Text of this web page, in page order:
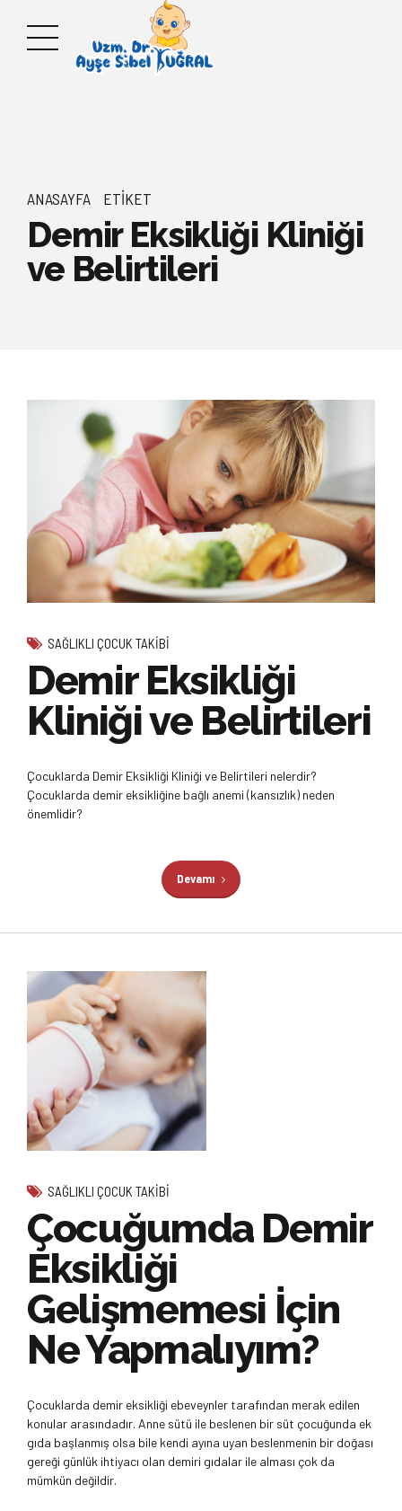
ANASAYFA ETIKET
Demir Eksikliği Kliniği
ve Belirtileri
SAĞLIKLI ÇOCUK TAKIBI
Demir Eksikliği
Kliniği ve Belirtileri
Çocuklarda Demir Eksikliği Kliniği ve Belirtileri nelerdir?
Çocuklarda demir eksikliğine bağlı anemi (kansızlık) neden
önemlidir?
Devamı
SAĞLIKLI ÇOCUK TAKIBI
Çocuğumda Demir
Eksikliği
Gelişmemesi İçin
Ne Yapmalıyım?
Çocuklarda demir eksikliği ebeveynler tarafından merak edilen
konular arasındadır. Anne sütü ile beslenen bir süt çocuğunda ek
gıda başlanmış olsa bile kendi ayına uyan beslenmenin bir doğası
gereği günlük ihtiyacı olan demiri gıdalar ile alması çok da
mümkün değildir.